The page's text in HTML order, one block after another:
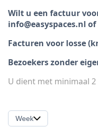
Wilt u een factuur
info@easyspaces.nl of
Facturen voor losse
Bezoekers zonder
U dient met minimaal
Week